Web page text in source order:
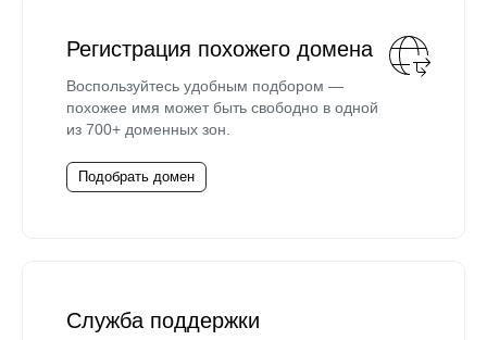
Регистрация похожего домена
Воспользуйтесь удобным подбором —
похожее имя может быть свободно в одной
из 700+ доменных зон.
Подобрать домен
Служба поддержки